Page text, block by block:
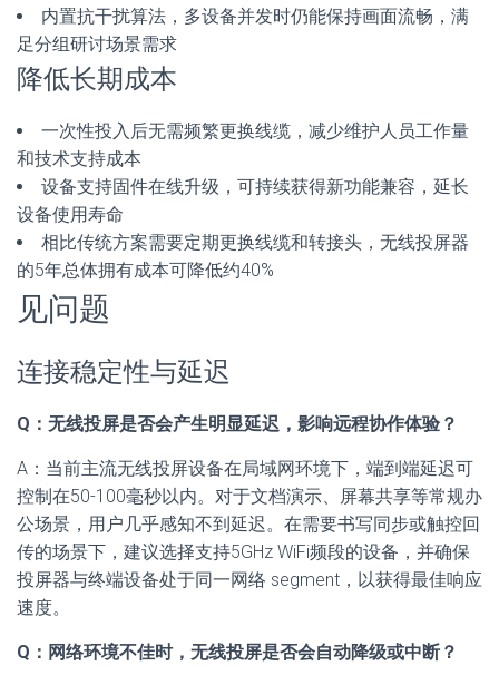
内置抗干扰算法，多设备并发时仍能保持画面流畅，满
足分组研讨场景需求
降低长期成本
一次性投入后无需频繁更换线缆，减少维护人员工作量
和技术支持成本
设备支持固件在线升级，可持续获得新功能兼容，延长
设备使用寿命
相比传统方案需要定期更换线缆和转接头，无线投屏器
的5年总体拥有成本可降低约40%
见问题
连接稳定性与延迟
Q：无线投屏是否会产生明显延迟，影响远程协作体验？
A：当前主流无线投屏设备在局域网环境下，端到端延迟可
控制在50-100毫秒以内。对于文档演示、屏幕共享等常规办
公场景，用户几乎感知不到延迟。在需要书写同步或触控回
传的场景下，建议选择支持5GHz WiFi频段的设备，并确保
投屏器与终端设备处于同一网络 segment，以获得最佳响应
速度。
Q：网络环境不佳时，无线投屏是否会自动降级或中断？